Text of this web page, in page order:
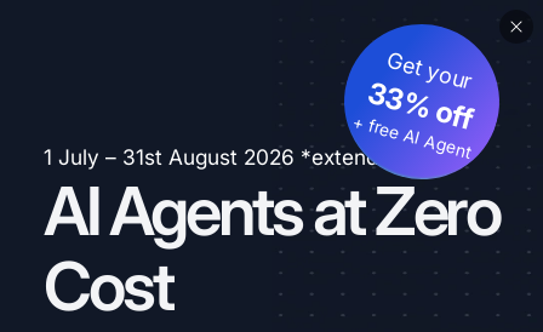
1 July – 31st August 2026 *extended
AI Agents at Zero
Cost
Get your
33% off
+ free AI Agent